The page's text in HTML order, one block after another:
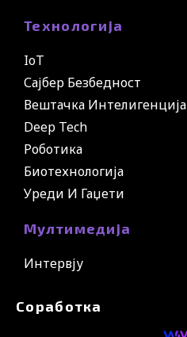
Технологија
IoT
Сајбер Безбедност
Вештачка Интелигенција
Deep Tech
Роботика
Биотехнологија
Уреди И Гаџети
Мултимедија
Интервју
Соработка